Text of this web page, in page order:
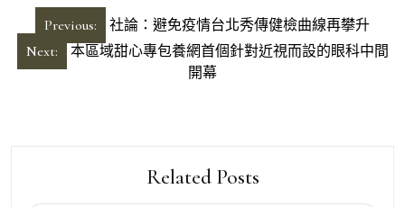
章
導
Previous:
社論：避免疫情台北秀傳健檢曲線再攀升
Next:
本區域甜心專包養網首個針對近視而設的眼科中間
開幕
Related Posts